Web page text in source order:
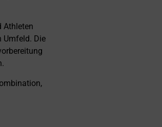
Athleten
Umfeld. Die